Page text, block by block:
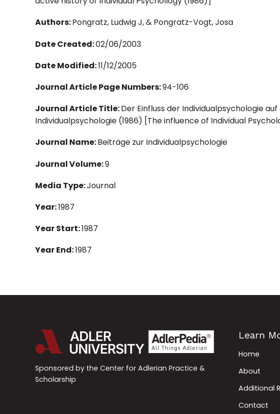
Authors:Pongratz, Ludwig J, & Pongratz-Vogt, Josa
Date Created:02/06/2003
Date Modified:11/12/2005
Journal Article Page Numbers:94-106
Journal Article Title:Der Einfluss der Individualpsychologie
Individualpsychologie (1986) [The influence of Individual
Journal Name:Beiträge zur Individualpsychologie
Journal Volume:9
Media Type:Journal
Year:1987
Year Start:1987
Year End:1987
Sponsored by the Center for Adlerian Practice &
Scholarship
Learn
Home
About
Additional
Contact